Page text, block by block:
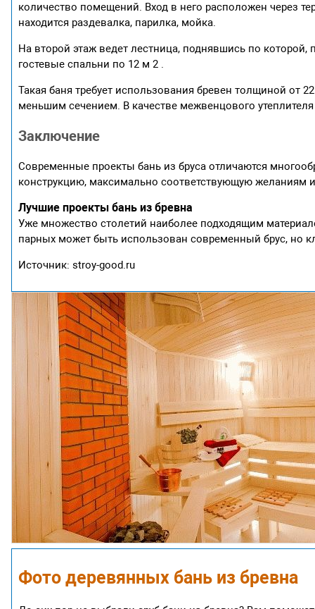
количество помещений. Вход в него расположен через
находится раздевалка, парилка, мойка.
На второй этаж ведет лестница, поднявшись по
гостевые спальни по 12 м 2 .
Такая баня требует использования бревен толщиной от
меньшим сечением. В качестве межвенцового
Заключение
Современные проекты бань из бруса отличаются
конструкцию, максимально соответствующую желаниям
Лучшие проекты бань из бревна
Уже множество столетий наиболее подходящим
парных может быть использован современный брус, но
Источник: stroy-good.ru
Фото деревянных бань из бревна